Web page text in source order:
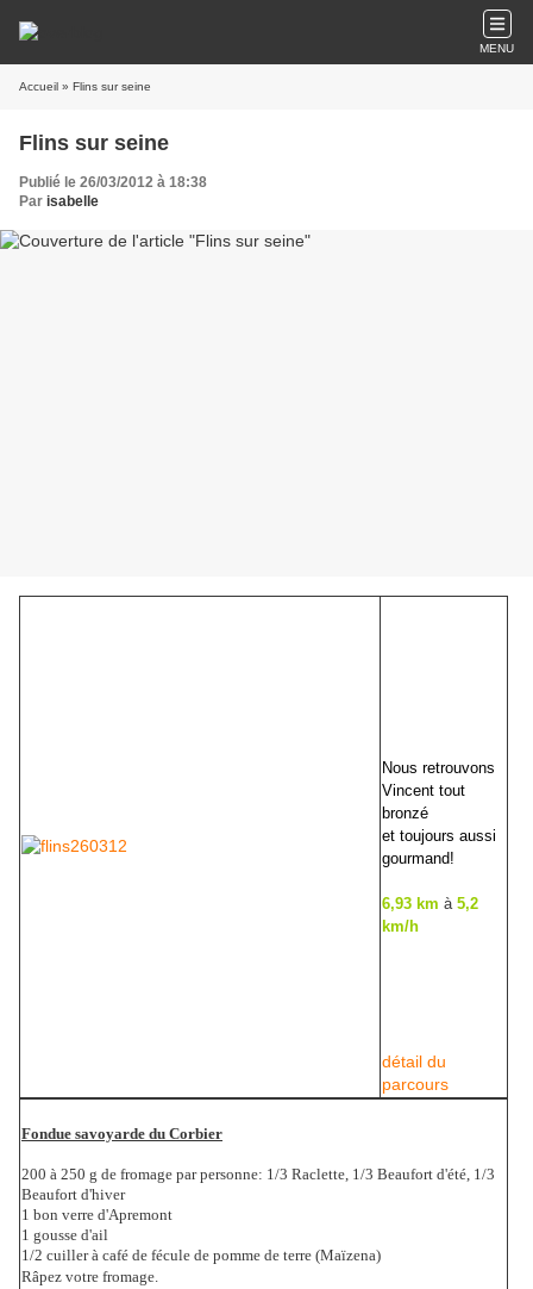
MENU
Accueil » Flins sur seine
Flins sur seine
Publié le 26/03/2012 à 18:38
Par isabelle
Nous retrouvons
Vincent tout
bronzé
et toujours aussi
gourmand!
6,93 km à 5,2
km/h
détail du
parcours
Fondue savoyarde du Corbier
200 à 250 g de fromage par personne: 1/3 Raclette, 1/3 Beaufort d'été, 1/3
Beaufort d'hiver
1 bon verre d'Apremont
1 gousse d'ail
1/2 cuiller à café de fécule de pomme de terre (Maïzena)
Râpez votre fromage.